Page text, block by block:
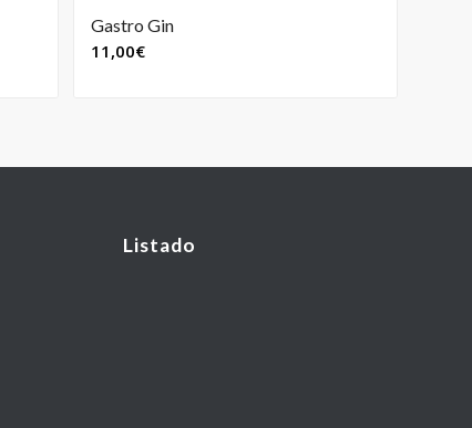
Gastro Gin
11,00€
Listado